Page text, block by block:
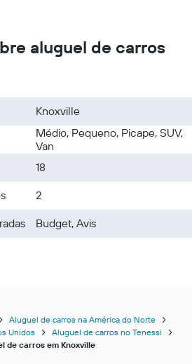
aluguel de carros
Knoxville
Médio, Pequeno, Picape, SUV,
Van
18
2
Budget, Avis
Aluguel de carros na América do Norte
Unidos
Aluguel de carros no Tenessi
de carros em Knoxville